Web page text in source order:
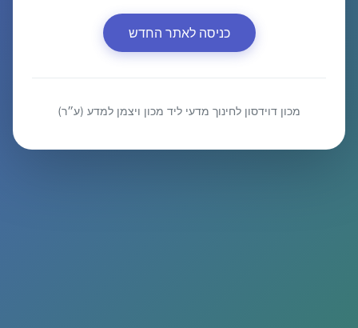
כניסה לאתר החדש
מכון דוידסון לחינוך מדעי ליד מכון ויצמן למדע (ע״ר)